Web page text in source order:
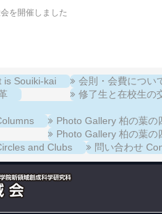
を開催しました
is Souiki-kai
会則・会費につい
修了生と在校生
Photo Gallery 柏の葉の
Photo Gallery 柏の葉の
and Clubs 問い合わせ